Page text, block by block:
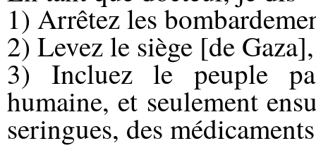
1) Arrêtez les
2) Levez le siège [de Gaza],
3) Incluez le peuple
humaine, et seulement
seringues, des